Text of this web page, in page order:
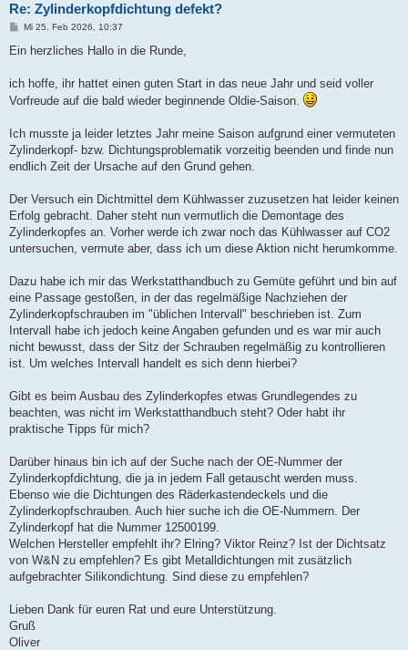
Re: Zylinderkopfdichtung defekt?
B
i
a
Mi 25. Feb 2026, 10:37
Ein herzliches Hallo in die Runde,
ich hoffe, ihr hattet einen guten Start in das neue Jahr und seid voller
Vorfreude auf die bald wieder beginnende Oldie-Saison.
Ich musste ja leider letztes Jahr meine Saison aufgrund einer vermuteten
Zylinderkopf- bzw. Dichtungsproblematik vorzeitig beenden und finde nun
endlich Zeit der Ursache auf den Grund gehen.
Der Versuch ein Dichtmittel dem Kühlwasser zuzusetzen hat leider keinen
Erfolg gebracht. Daher steht nun vermutlich die Demontage des
Zylinderkopfes an. Vorher werde ich zwar noch das Kühlwasser auf CO2
untersuchen, vermute aber, dass ich um diese Aktion nicht herumkomme.
Dazu habe ich mir das Werkstatthandbuch zu Gemüte geführt und bin auf
eine Passage gestoßen, in der das regelmäßige Nachziehen der
Zylinderkopfschrauben im "üblichen Intervall" beschrieben ist. Zum
Intervall habe ich jedoch keine Angaben gefunden und es war mir auch
nicht bewusst, dass der Sitz der Schrauben regelmäßig zu kontrollieren
ist. Um welches Intervall handelt es sich denn hierbei?
Gibt es beim Ausbau des Zylinderkopfes etwas Grundlegendes zu
beachten, was nicht im Werkstatthandbuch steht? Oder habt ihr
praktische Tipps für mich?
Darüber hinaus bin ich auf der Suche nach der OE-Nummer der
Zylinderkopfdichtung, die ja in jedem Fall getauscht werden muss.
Ebenso wie die Dichtungen des Räderkastendeckels und die
Zylinderkopfschrauben. Auch hier suche ich die OE-Nummern. Der
Zylinderkopf hat die Nummer 12500199.
Welchen Hersteller empfehlt ihr? Elring? Viktor Reinz? Ist der Dichtsatz
von W&N zu empfehlen? Es gibt Metalldichtungen mit zusätzlich
aufgebrachter Silikondichtung. Sind diese zu empfehlen?
Lieben Dank für euren Rat und eure Unterstützung.
Gruß
Oliver